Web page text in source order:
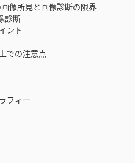
所見と画像診断の限界
断
ント
の注意点
ィー